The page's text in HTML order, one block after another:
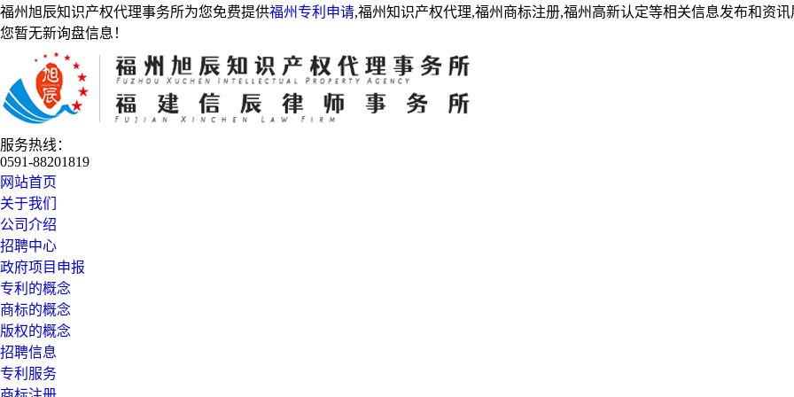
福州旭辰知识产权代理事务所为您免费提供福州专利申请,福州知识产权代理,福州商标注册,福州高新认定等相关信息发布和资讯
您暂无新询盘信息！
服务热线：
0591-88201819
网站首页
关于我们
公司介绍
招聘中心
政府项目申报
专利的概念
商标的概念
版权的概念
招聘信息
专利服务